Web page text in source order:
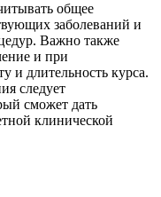
общее
заболеваний и
Важно также
и при
и длительность курса.
следует
сможет дать
клинической